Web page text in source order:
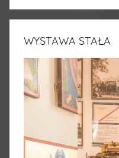
WYSTAWA STAŁA